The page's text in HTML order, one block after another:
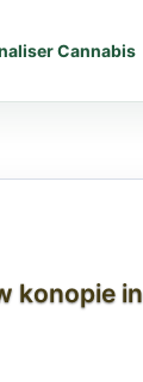
Cannabis
konopie